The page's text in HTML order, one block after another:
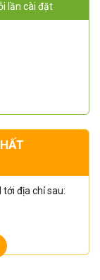
lần cài đặt
địa chỉ sau: